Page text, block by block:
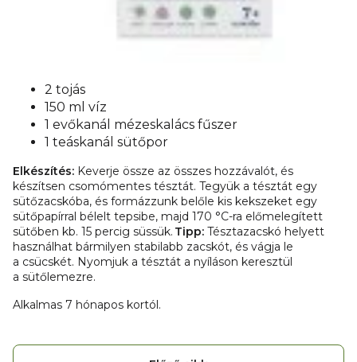
2 tojás
150 ml víz
1 evőkanál mézeskalács fűszer
1 teáskanál sütőpor
Elkészítés: Keverje össze az összes hozzávalót, és
készítsen csomómentes tésztát. Tegyük a tésztát egy
sütőzacskóba, és formázzunk belőle kis kekszeket egy
sütőpapírral bélelt tepsibe, majd 170 °C-ra előmelegített
sütőben kb. 15 percig süssük. Tipp: Tésztazacskó helyett
használhat bármilyen stabilabb zacskót, és vágja le
a csücskét. Nyomjuk a tésztát a nyíláson keresztül
a sütőlemezre.
Alkalmas 7 hónapos kortól.